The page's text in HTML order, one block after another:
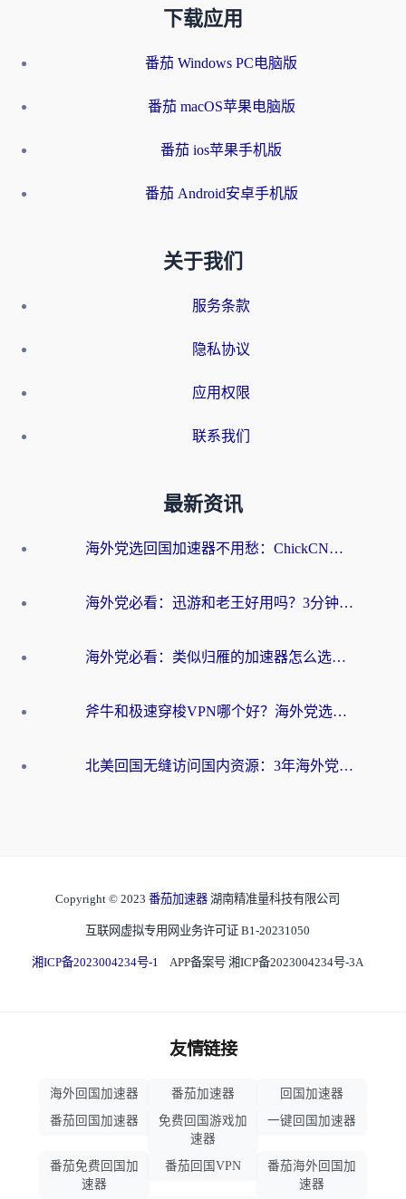
下载应用
番茄 Windows PC电脑版
番茄 macOS苹果电脑版
番茄 ios苹果手机版
番茄 Android安卓手机版
关于我们
服务条款
隐私协议
应用权限
联系我们
最新资讯
海外党选回国加速器不用愁：ChickCN和洞见哪个好？一篇搞定所有疑问
海外党必看：迅游和老王好用吗？3分钟选对加速国内网络的加速器
海外党必看：类似归雁的加速器怎么选？一篇搞定无缝访问国内资源
斧牛和极速穿梭VPN哪个好？海外党选回国加速器必看的真实对比与避坑指南
北美回国无缝访问国内资源：3年海外党亲测的加速器选择指南
Copyright © 2023 番茄加速器 湖南精准量科技有限公司
互联网虚拟专用网业务许可证 B1-20231050
湘ICP备2023004234号-1 APP备案号 湘ICP备2023004234号-3A
友情链接
海外回国加速器 番茄加速器
回国加速器
番茄回国加速器
免费回国游戏加
速器
一键回国加速器
番茄免费回国加
速器
番茄回国VPN
番茄海外回国加
速器